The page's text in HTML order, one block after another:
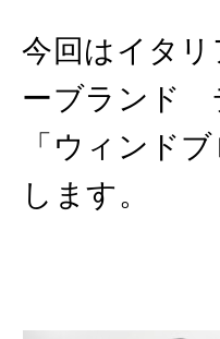
今回はイタリ
ーブランド
「ウィンド
します。